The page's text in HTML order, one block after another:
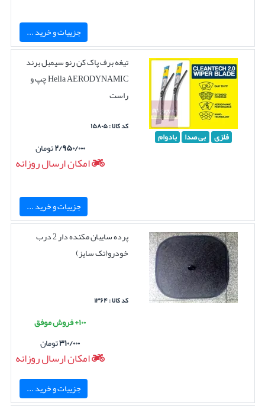
جزییات و خرید ...
فلزی بی صدا بادوام
تیغه برف پاک کن رنو سیمبل برند
Hella AERODYNAMIC چپ و
راست
کد کالا : ۱۵۸۰۵
۲/۹۵۰/۰۰۰تومان
امکان ارسال روزانه
جزییات و خرید ...
پرده سایبان مکنده دار 2 درب
خودرو(تک سایز)
کد کالا : ۱۳۶۴
۱۰۰+ فروش موفق
۳۱۰/۰۰۰تومان
امکان ارسال روزانه
جزییات و خرید ...